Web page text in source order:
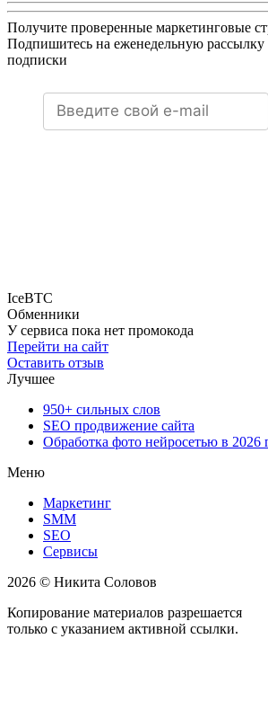
Получите проверенные маркетинговые
Подпишитесь на еженедельную
подписки
IceBTC
Обменники
У сервиса пока нет промокода
Перейти на сайт
Оставить отзыв
Лучшее
950+ сильных слов
SEO продвижение сайта
Обработка фото нейросетью в 2026
Меню
Маркетинг
SMM
SEO
Сервисы
2026 © Никита Соловов
Копирование материалов разрешается
только с указанием активной ссылки.